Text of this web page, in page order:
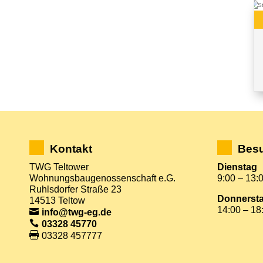
Kontakt
TWG Teltower
Wohnungsbaugenossenschaft e.G.
Ruhlsdorfer Straße 23
14513 Teltow
info@twg-eg.de
03328 45770
03328 457777
Dienstag
9:00 –
14:00 –